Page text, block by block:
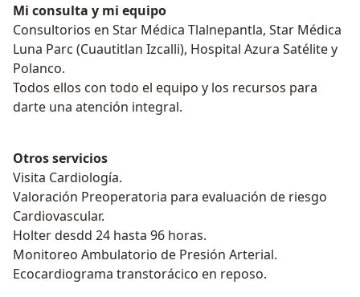
Mi consulta y mi equipo
Consultorios en Star Médica Tlalnepantla, Star Médica
Luna Parc (Cuautitlan Izcalli), Hospital Azura Satélite y
Polanco.
Todos ellos con todo el equipo y los recursos para
darte una atención integral.
Otros servicios
Visita Cardiología.
Valoración Preoperatoria para evaluación de riesgo
Cardiovascular.
Holter desdd 24 hasta 96 horas.
Monitoreo Ambulatorio de Presión Arterial.
Ecocardiograma transtorácico en reposo.